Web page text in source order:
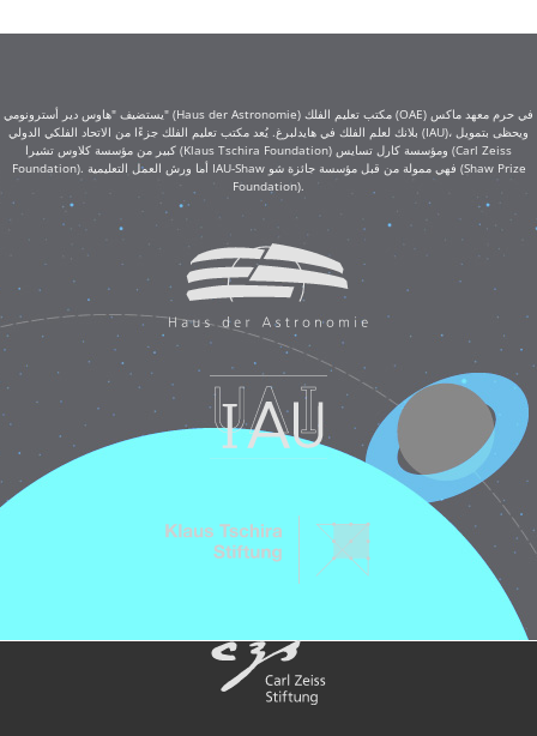
يستضيف "هاوس دير أسترونومي" (Haus der Astronomie) مكتب تعليم الفلك (OAE) في حرم معهد ماكس
بلانك لعلم الفلك في هايدلبرغ. يُعد مكتب تعليم الفلك جزءًا من الاتحاد الفلكي الدولي (IAU)، ويحظى بتمويل
كبير من مؤسسة كلاوس تشيرا (Klaus Tschira Foundation) ومؤسسة كارل تسايس (Carl Zeiss
Foundation). أما ورش العمل التعليمية IAU-Shaw فهي ممولة من قبل مؤسسة جائزة شو (Shaw Prize
Foundation).